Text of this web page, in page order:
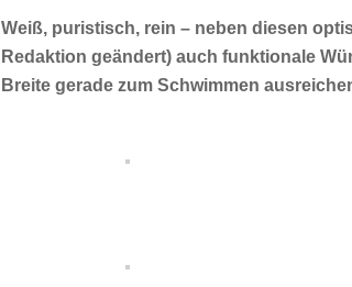
Weiß, puristisch, rein – neben diesen
Redaktion geändert) auch funktionale
Breite gerade zum Schwimmen